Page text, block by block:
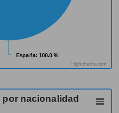
España: 100.0 %
España: 100.0 %
Highcharts.com
nacionalidad